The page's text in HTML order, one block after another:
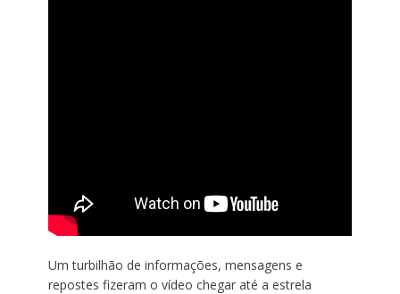
Um turbilhão de informações, mensagens e
repostes fizeram o vídeo chegar até a estrela